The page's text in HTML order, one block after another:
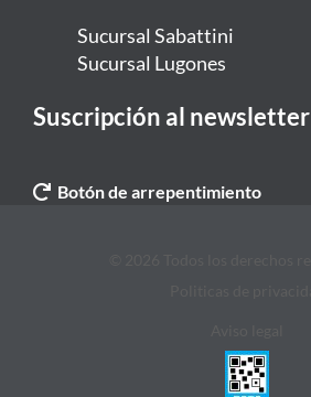
Sucursal Sabattini
Sucursal Lugones
Suscripción al newsletter
Botón de arrepentimiento